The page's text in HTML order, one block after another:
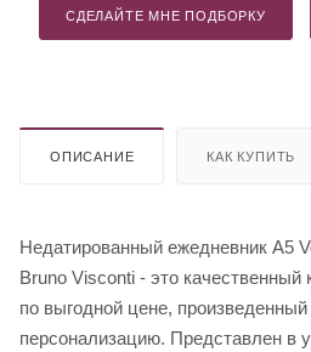
СДЕЛАЙТЕ МНЕ ПОДБОРКУ
ОПИСАНИЕ КАК КУПИТЬ
Недатированный ежедневник A5
Bruno Visconti - это качественный
по выгодной цене,
персонализацию. Представлен в